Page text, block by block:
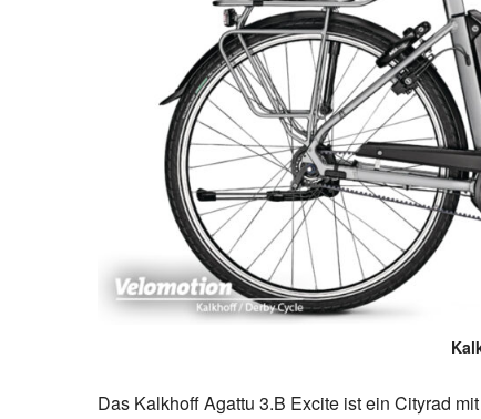
Das Kalkhoff Agattu 3.B Excite ist ein Cityrad